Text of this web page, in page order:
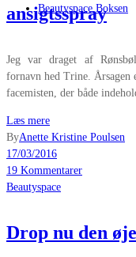
Beautyspace Boksen
ansigtsspray
Jeg var draget af
fornavn hed Trine.
facemisten, der både
Læs mere
ByAnette Kristine Poulsen
17/03/2016
19 Kommentarer
Beautyspace
Drop nu den